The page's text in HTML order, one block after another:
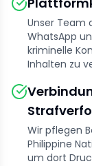
Unser Team
WhatsApp
kriminelle
Inhalten zu
Wir pflegen
Philippine
um dort